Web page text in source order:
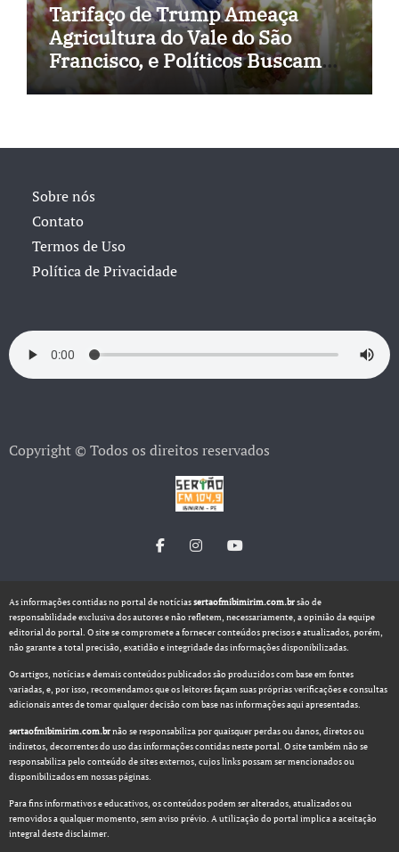
Tarifaço de Trump Ameaça
Agricultura do Vale do São
Francisco, e Políticos Buscam
Soluções
Sobre nós
Contato
Termos de Uso
Política de Privacidade
Copyright © Todos os direitos reservados
As informações contidas no portal de notíciassertaofmibimirim.com.brsão de
responsabilidade exclusiva dos autores e não refletem, necessariamente, a opinião da equipe
editorial do portal. O site se compromete a fornecer conteúdos precisos e atualizados, porém,
não garante a total precisão, exatidão e integridade das informações disponibilizadas.
Os artigos, notícias e demais conteúdos publicados são produzidos com base em fontes
variadas, e, por isso, recomendamos que os leitores façam suas próprias verificações e consultas
adicionais antes de tomar qualquer decisão com base nas informações aqui apresentadas.
sertaofmibimirim.com.brnão se responsabiliza por quaisquer perdas ou danos, diretos ou
indiretos, decorrentes do uso das informações contidas neste portal. O site também não se
responsabiliza pelo conteúdo de sites externos, cujos links possam ser mencionados ou
disponibilizados em nossas páginas.
Para fins informativos e educativos, os conteúdos podem ser alterados, atualizados ou
removidos a qualquer momento, sem aviso prévio. A utilização do portal implica a aceitação
integral deste disclaimer.